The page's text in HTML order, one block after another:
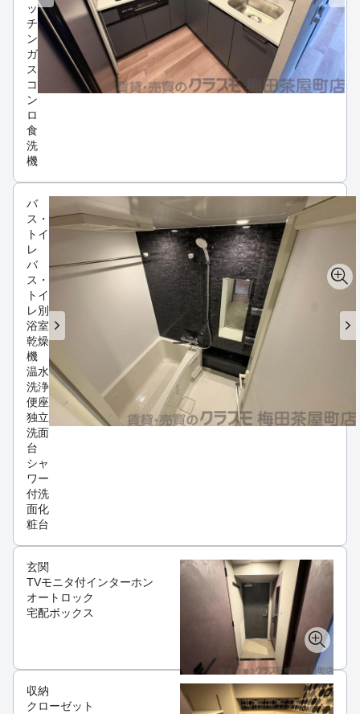
ッ
チ
ン
ガ
ス
コ
ン
ロ
食
洗
機
バ
ス・
トイ
レ
バ
ス・
トイ
レ別
浴室
乾燥
機
温水
洗浄
便座
独立
洗面
台
シャ
ワー
付洗
面化
粧台
玄関
TVモニタ付インターホン
オートロック
宅配ボックス
収納
クローゼット